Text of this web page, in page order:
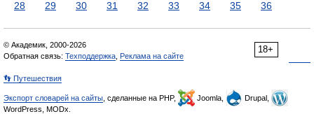
28
29 30 31 32 33 34 35 36
18+
© Академик, 2000-2026
Обратная связь: Техподдержка Реклама на сайте
👣 Путешествия
Экспорт словарей на сайты , сделанные на PHP, Joomla,
Drupal,
WordPress, MODx.